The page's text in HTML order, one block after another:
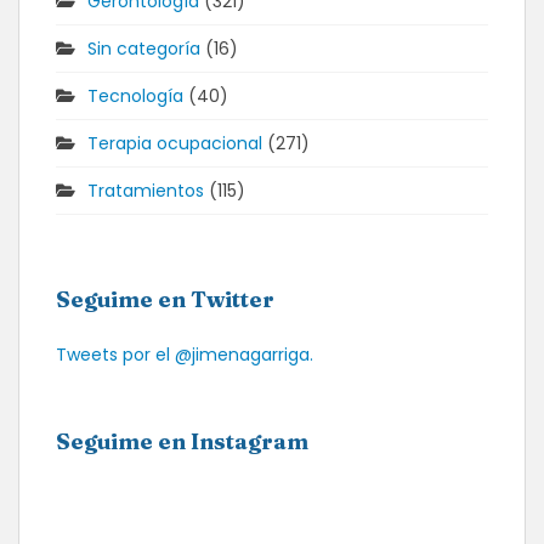
Sin categoría (16)
Tecnología (40)
Terapia ocupacional (271)
Tratamientos (115)
Seguime en Twitter
Tweets por el @jimenagarriga.
Seguime en Instagram